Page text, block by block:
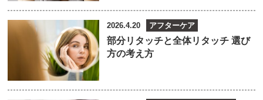
2026.4.20 アフターケア
部分リタッチと全体リタッチ 選び
方の考え方